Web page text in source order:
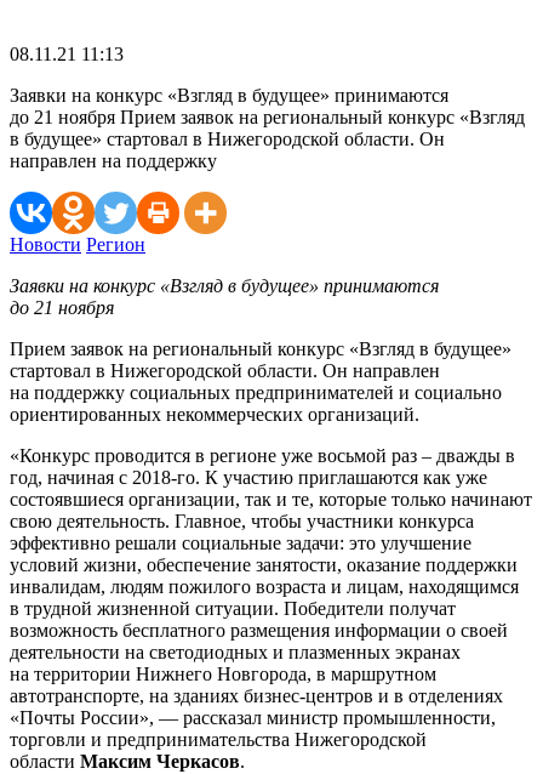
08.11.21 11:13
Заявки на конкурс «Взгляд в будущее» принимаются
до 21 ноября Прием заявок на региональный конкурс «Взгляд
в будущее» стартовал в Нижегородской области. Он
направлен на поддержку
Новости Регион
Заявки на конкурс «Взгляд в будущее» принимаются
до 21 ноября
Прием заявок на региональный конкурс «Взгляд в будущее»
стартовал в Нижегородской области. Он направлен
на поддержку социальных предпринимателей и социально
ориентированных некоммерческих организаций.
«Конкурс проводится в регионе уже восьмой раз – дважды в
год, начиная с 2018-го. К участию приглашаются как уже
состоявшиеся организации, так и те, которые только начинают
свою деятельность. Главное, чтобы участники конкурса
эффективно решали социальные задачи: это улучшение
условий жизни, обеспечение занятости, оказание поддержки
инвалидам, людям пожилого возраста и лицам, находящимся
в трудной жизненной ситуации. Победители получат
возможность бесплатного размещения информации о своей
деятельности на светодиодных и плазменных экранах
на территории Нижнего Новгорода, в маршрутном
автотранспорте, на зданиях бизнес-центров и в отделениях
«Почты России», — рассказал министр промышленности,
торговли и предпринимательства Нижегородской
области Максим Черкасов.